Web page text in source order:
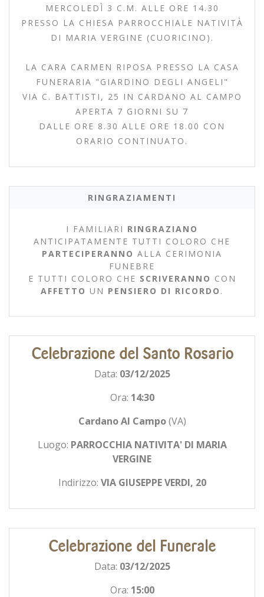
MERCOLEDÌ 3 C.M. ALLE ORE 14.30
PRESSO LA CHIESA PARROCCHIALE NATIVITÀ
DI MARIA VERGINE (CUORICINO).
LA CARA CARMEN RIPOSA PRESSO LA CASA
FUNERARIA "GIARDINO DEGLI ANGELI"
VIA C. BATTISTI, 25 IN CARDANO AL CAMPO
APERTA 7 GIORNI SU 7
DALLE ORE 8.30 ALLE ORE 18.00 CON
ORARIO CONTINUATO.
RINGRAZIAMENTI
I FAMILIARI RINGRAZIANO
ANTICIPATAMENTE TUTTI COLORO CHE
PARTECIPERANNO ALLA CERIMONIA
FUNEBRE
E TUTTI COLORO CHE SCRIVERANNO CON
AFFETTO UN PENSIERO DI RICORDO .
Celebrazione del Santo Rosario
Data: 03/12/2025
Ora: 14:30
Cardano Al Campo(VA)
Luogo: PARROCCHIA NATIVITA' DI MARIA
VERGINE
Indirizzo: VIA GIUSEPPE VERDI, 20
Celebrazione del Funerale
Data: 03/12/2025
Ora: 15:00